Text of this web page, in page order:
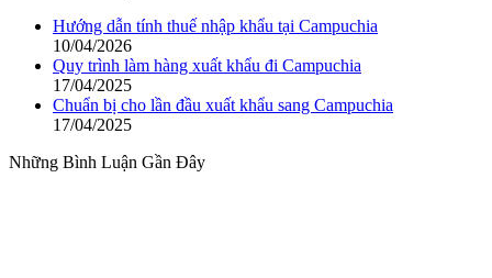
Hướng dẫn tính thuế nhập khẩu tại Campuchia
10/04/2026
Quy trình làm hàng xuất khẩu đi Campuchia
17/04/2025
Chuẩn bị cho lần đầu xuất khẩu sang Campuchia
17/04/2025
Những Bình Luận Gần Đây